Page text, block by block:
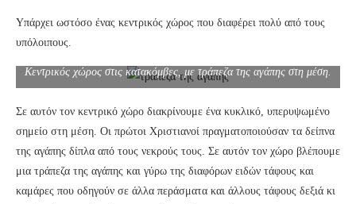
Υπάρχει ωστόσο ένας κεντρικός χώρος που διαφέρει πολύ από τους
υπόλοιπους.
Κεντρικός χώρος στις κατακόμβες, με τράπεζα της αγάπης στη μέση.
Σε αυτόν τον κεντρικό χώρο διακρίνουμε ένα κυκλικό, υπερυψωμένο
σημείο στη μέση. Οι πρώτοι Χριστιανοί πραγματοποιούσαν τα δείπνα
της αγάπης δίπλα από τους νεκρούς τους. Σε αυτόν τον χώρο βλέπουμε
μια τράπεζα της αγάπης και γύρω της διαφόρων ειδών τάφους και
καμάρες που οδηγούν σε άλλα περάσματα και άλλους τάφους δεξιά κι